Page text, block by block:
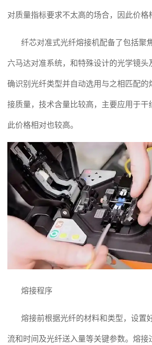
对质量指标要求不太高的场合，因此价格
纤芯对准式光纤熔接机配备了包括聚
六马达对准系统，和特殊设计的光学镜头
确识别光纤类型并自动选用与之相匹配的
接质量，技术含量比较高，主要应用于干
此价格相对也较高。
熔接程序
熔接前根据光纤的材料和类型，设置
流和时间及光纤送入量等关键参数。熔接